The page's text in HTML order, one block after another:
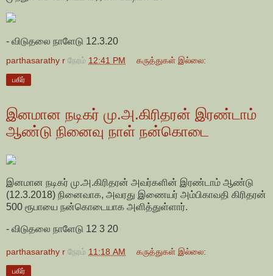
- விடுதலை நாளேடு 12.3.20
parthasarathy r நேரம் 12:41 PM கருத்துகள் இல்லை:
பகிர்
இனமான நடிகர் மு.அ.கிரிதரன் இரண்டாம்
ஆண்டு நினைவு நாள் நன்கொடை
இனமான நடிகர் மு.அ.கிரிதரன் அவர்களின் இரண்டாம் ஆண்டு
(12.3.2018) நினைவாக, அவரது இணையர் அம்பிகாவதி கிரிதரன்
500 ரூபாயை நன்கொடையாக அளித்துள்ளார்.
- விடுதலை நாளேடு 12 3 20
parthasarathy r நேரம் 11:18 AM கருத்துகள் இல்லை:
பகிர்